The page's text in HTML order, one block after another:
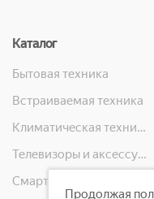
Каталог
Бытовая техника
Встраиваемая техника
Климатическая техника
Телевизоры и аксессуары
Продолжая